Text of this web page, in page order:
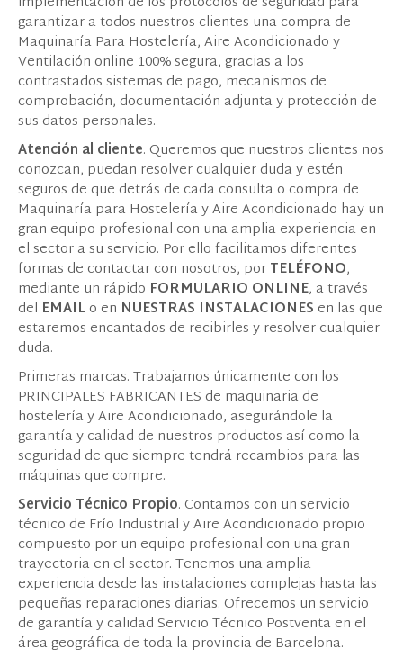
garantizar a todos nuestros clientes una compra de
Maquinaría Para Hostelería, Aire Acondicionado y
Ventilación online 100% segura, gracias a los
contrastados sistemas de pago, mecanismos de
comprobación, documentación adjunta y protección de
sus datos personales.
Atención al cliente. Queremos que nuestros clientes nos
conozcan, puedan resolver cualquier duda y estén
seguros de que detrás de cada consulta o compra de
Maquinaría para Hostelería y Aire Acondicionado hay un
gran equipo profesional con una amplia experiencia en
el sector a su servicio. Por ello facilitamos diferentes
formas de contactar con nosotros, porTELÉFONO,
mediante un rápido FORMULARIO ONLINE, a través
del EMAILo en NUESTRAS INSTALACIONES en las que
estaremos encantados de recibirles y resolver cualquier
duda.
Primeras marcas. Trabajamos únicamente con los
PRINCIPALES FABRICANTES de maquinaria de
hostelería y Aire Acondicionado, asegurándole la
garantía y calidad de nuestros productos así como la
seguridad de que siempre tendrá recambios para las
máquinas que compre.
Servicio Técnico Propio. Contamos con un servicio
técnico de Frío Industrial y Aire Acondicionado propio
compuesto por un equipo profesional con una gran
trayectoria en el sector. Tenemos una amplia
experiencia desde las instalaciones complejas hasta las
pequeñas reparaciones diarias. Ofrecemos un servicio
de garantía y calidad Servicio Técnico Postventa en el
área geográfica de toda la provincia de Barcelona.